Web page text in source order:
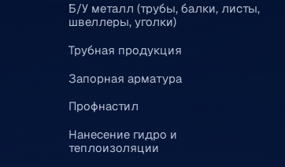
Б/У металл (трубы, балки, листы,
швеллеры, уголки)
Трубная продукция
Запорная арматура
Профнастил
Нанесение гидро и
теплоизоляции